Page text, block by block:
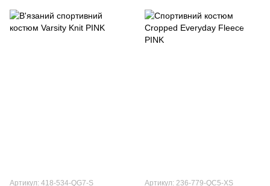
Артикул: 418-534-QG7-S Артикул: 236-779-QC5-XS